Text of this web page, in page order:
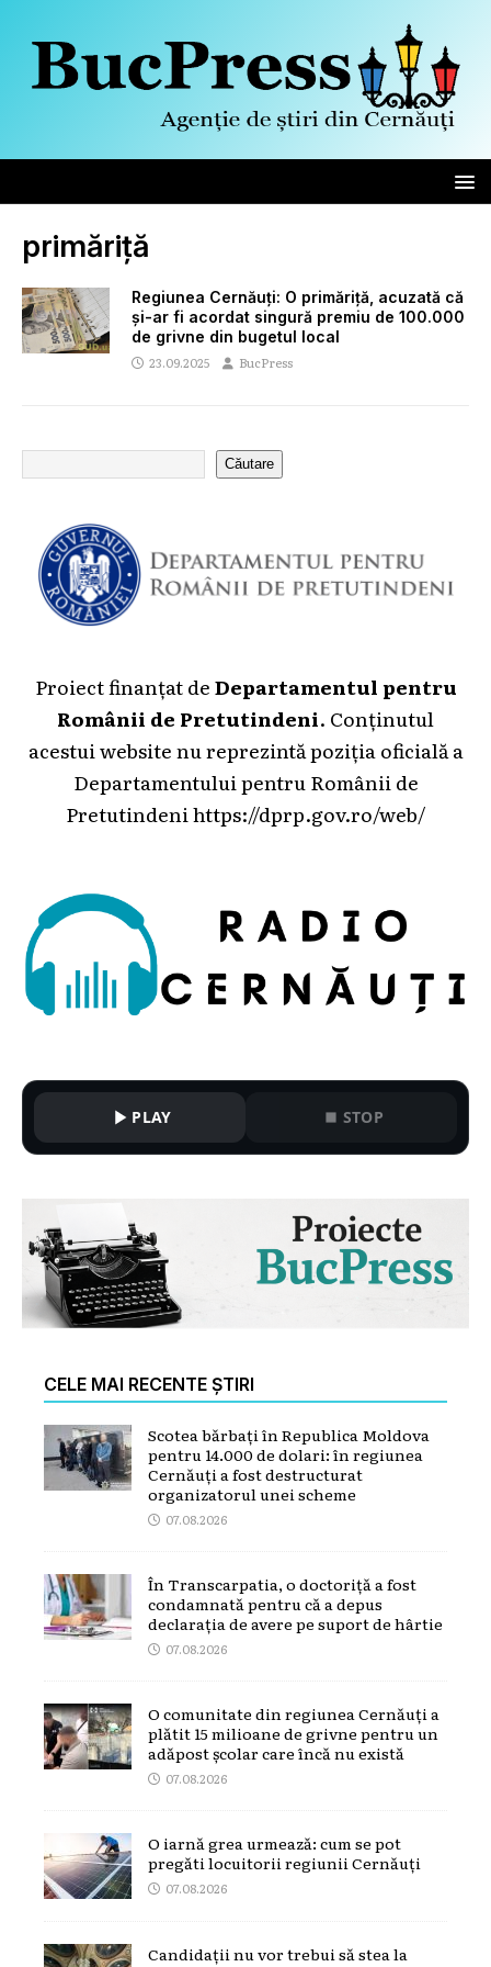
primăriță
Regiunea Cernăuți: O primăriță, acuzată că
și-ar fi acordat singură premiu de 100.000
de grivne din bugetul local
23.09.2025 BucPress
Căutare
Proiect finanțat deDepartamentul pentru
Românii de Pretutindeni. Conținutul
acestui website nu reprezintă poziția oficială a
Departamentului pentru Românii de
Pretutindeni https://dprp.gov.ro/web/
PLAY STOP
CELE MAI RECENTE ȘTIRI
Scotea bărbați în Republica Moldova
pentru 14.000 de dolari: în regiunea
Cernăuți a fost destructurat
organizatorul unei scheme
07.08.2026
În Transcarpatia, o doctoriță a fost
condamnată pentru că a depus
declarația de avere pe suport de hârtie
07.08.2026
O comunitate din regiunea Cernăuți a
plătit 15 milioane de grivne pentru un
adăpost școlar care încă nu există
07.08.2026
O iarnă grea urmează: cum se pot
pregăti locuitorii regiunii Cernăuți
07.08.2026
Candidații nu vor trebui să stea la